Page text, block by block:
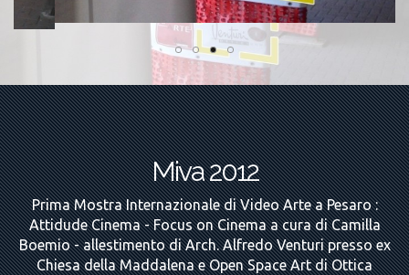
Miva 2012
Prima Mostra Internazionale di Video Arte a Pesaro :
Attidude Cinema - Focus on Cinema a cura di Camilla
Boemio - allestimento di Arch. Alfredo Venturi presso ex
Chiesa della Maddalena e Open Space Art di Ottica